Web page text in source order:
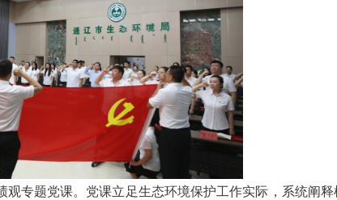
专题党课。党课立足生态环境保护工作实际，系统阐